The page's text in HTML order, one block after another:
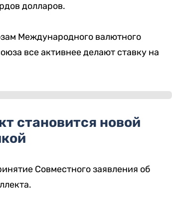
долларов.
Международного валютного
все активнее делают ставку на
становится новой
Совместного заявления об